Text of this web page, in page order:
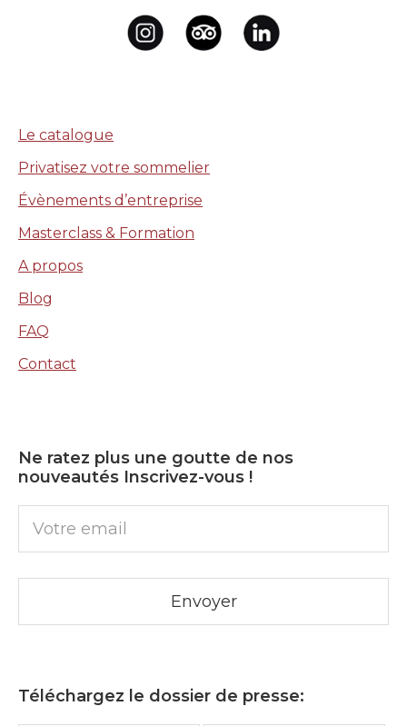
Le catalogue
Privatisez votre sommelier
Évènements d’entreprise
Masterclass & Formation
A propos
Blog
FAQ
Contact
Ne ratez plus une goutte de nos
nouveautés Inscrivez-vous !
Téléchargez le dossier de presse: